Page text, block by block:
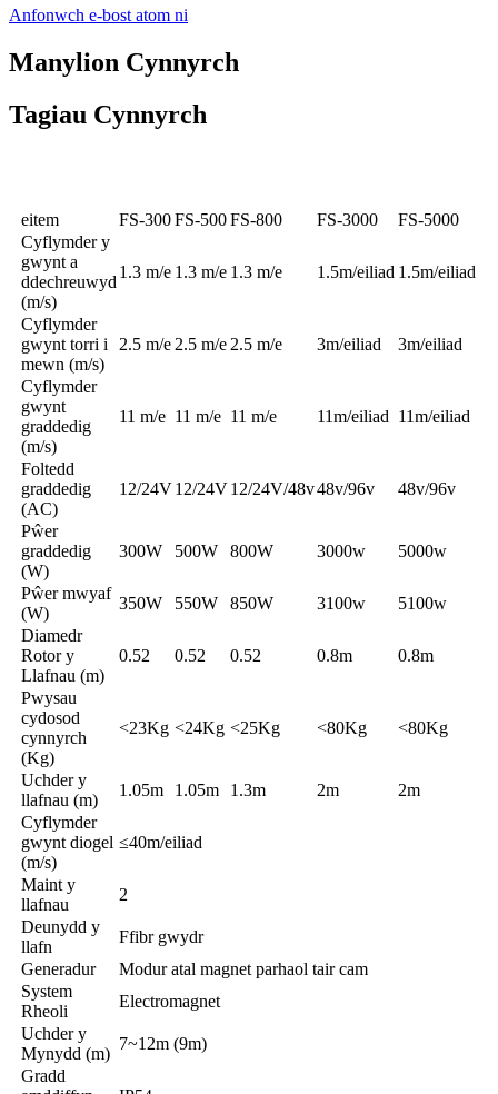
Anfonwch e-bost atom ni
Manylion Cynnyrch
Tagiau Cynnyrch
eitem FS-300FS-500FS-800 FS-3000
FS-5000
Cyflymder y
gwynt a
ddechreuwyd
(m/s)
1.3 m/e 1.3 m/e 1.3 m/e 1.5m/eiliad 1.5m/eiliad
Cyflymder
gwynt torri i
mewn (m/s)
2.5 m/e2.5 m/e2.5 m/e 3m/eiliad 3m/eiliad
Cyflymder
gwynt
graddedig
(m/s)
11 m/e 11 m/e 11 m/e 11m/eiliad 11m/eiliad
Foltedd
graddedig
(AC)
12/24V12/24V12/24V/48v48v/96v 48v/96v
Pŵer
graddedig
(W)
300W 500W 800W 3000w 5000w
Pŵer mwyaf
(W)
350W 550W 850W 3100w
5100w
Diamedr
Rotor y
Llafnau (m)
0.52 0.52 0.52 0.8m 0.8m
Pwysau
cydosod
cynnyrch
(Kg)
<23Kg <24Kg <25Kg <80Kg <80Kg
Uchder y
llafnau (m)
1.05m 1.05m 1.3m 2m
2m
Cyflymder
gwynt diogel
(m/s)
≤40m/eiliad
Maint y
llafnau
2
Deunydd y
llafn
Ffibr gwydr
Generadur
Modur atal magnet parhaol tair cam
System
Rheoli
Electromagnet
Uchder y
Mynydd (m)
7~12m (9m)
Gradd